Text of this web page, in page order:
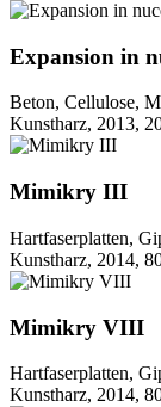
Expansion in
Beton, Cellulose,
Kunstharz, 2013,
Mimikry III
Hartfaserplatten,
Kunstharz, 2014,
Mimikry VIII
Hartfaserplatten,
Kunstharz, 2014,